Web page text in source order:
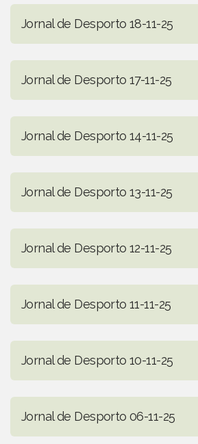
Jornal de Desporto 18-11-25
Jornal de Desporto 17-11-25
Jornal de Desporto 14-11-25
Jornal de Desporto 13-11-25
Jornal de Desporto 12-11-25
Jornal de Desporto 11-11-25
Jornal de Desporto 10-11-25
Jornal de Desporto 06-11-25